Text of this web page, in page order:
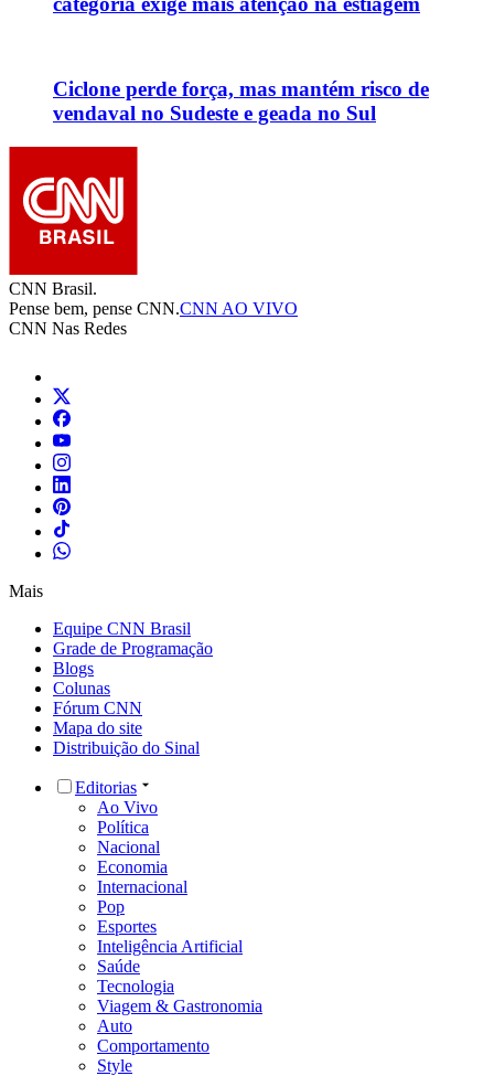
Ciclone perde força, mas mantém risco de
vendaval no Sudeste e geada no Sul
CNN Brasil.
Pense bem, pense CNN.CNN AO VIVO
CNN Nas Redes
Mais
Equipe CNN Brasil
Grade de Programação
Blogs
Colunas
Fórum CNN
Mapa do site
Distribuição do Sinal
Editorias
Ao Vivo
Política
Nacional
Economia
Internacional
Pop
Esportes
Inteligência Artificial
Saúde
Tecnologia
Viagem & Gastronomia
Auto
Comportamento
Style